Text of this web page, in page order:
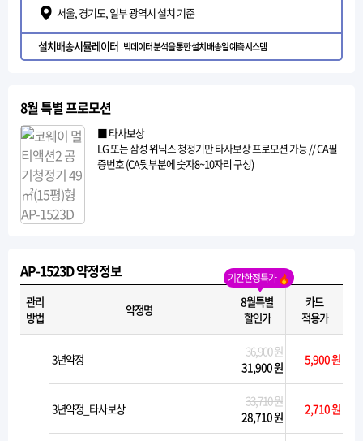
서울, 경기도, 일부 광역시 설치 기준
설치배송시뮬레이터 빅데이터 분석을 통한 설치 배송일 예측 시스템
8월 특별 프로모션
■ 타사보상
LG 또는 삼성 위닉스 청정기만 타사보상 프로모션 가능 // CA필
증번호 (CA뒷부분에 숫자8~10자리 구성)
AP-1523D 약정정보 기간한정특가
관리
방법
약정명
8월특별
할인가
카드
적용가
3년약정
36,900 원
31,900 원
5,900 원
3년약정_타사보상
33,710 원
28,710 원
2,710 원